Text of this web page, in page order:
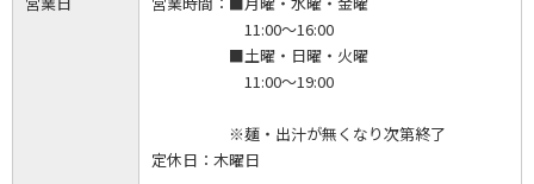
11:00～16:00
■土曜・日曜・火曜
11:00～19:00
※麺・出汁が無くなり次第終了
定休日： 木曜日